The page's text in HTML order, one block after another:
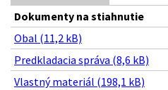
Dokumenty na stiahnutie
Obal (11,2 kB)
Predkladacia správa (8,6 kB)
Vlastný materiál (198,1 kB)